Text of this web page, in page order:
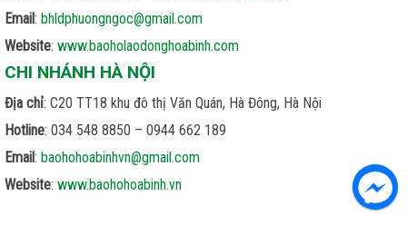
Email: bhldphuongngoc@gmail.com
Website: www.baoholaodonghoabinh.com
CHI NHÁNH HÀ NỘI
Địa chỉ: C20 TT18 khu đô thị Văn Quán, Hà Đông, Hà Nội
Hotline: 034 548 8850 – 0944 662 189
Email: baohohoabinhvn@gmail.com
Website: www.baohohoabinh.vn